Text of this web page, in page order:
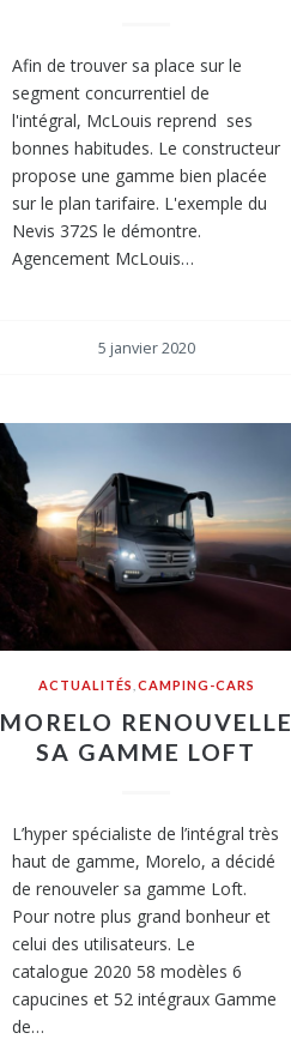
Afin de trouver sa place sur le
segment concurrentiel de
l'intégral, McLouis reprend ses
bonnes habitudes. Le constructeur
propose une gamme bien placée
sur le plan tarifaire. L'exemple du
Nevis 372S le démontre.
Agencement McLouis…
5 janvier 2020
ACTUALITÉS CAMPING-CARS
MORELO RENOUVELLE
SA GAMME LOFT
L’hyper spécialiste de l’intégral très
haut de gamme, Morelo, a décidé
de renouveler sa gamme Loft.
Pour notre plus grand bonheur et
celui des utilisateurs. Le
catalogue 2020 58 modèles 6
capucines et 52 intégraux Gamme
de…